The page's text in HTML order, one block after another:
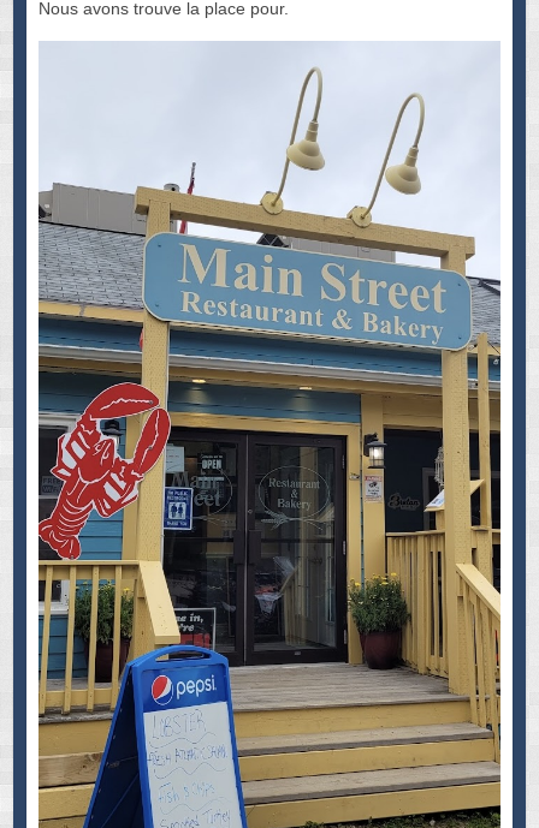
Nous avons trouve la place pour.